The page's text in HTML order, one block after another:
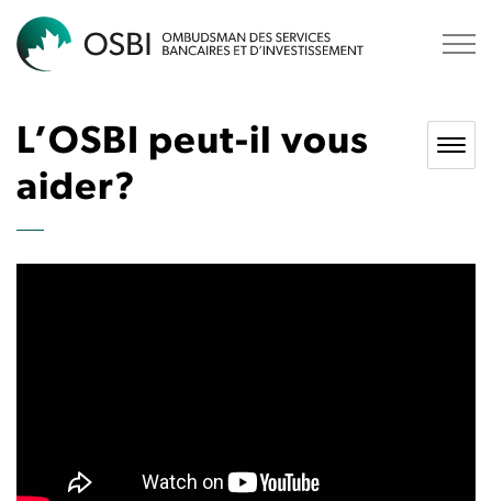
L’OSBI peut-il vous
aider?